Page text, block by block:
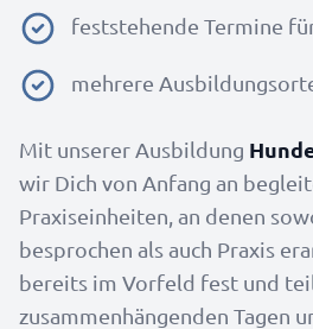
feststehende Termine
mehrere
Mit unserer Ausbildung
wir Dich von Anfang an
Praxiseinheiten, an denen
besprochen als auch Praxis
bereits im Vorfeld fest und
zusammenhängenden Tagen